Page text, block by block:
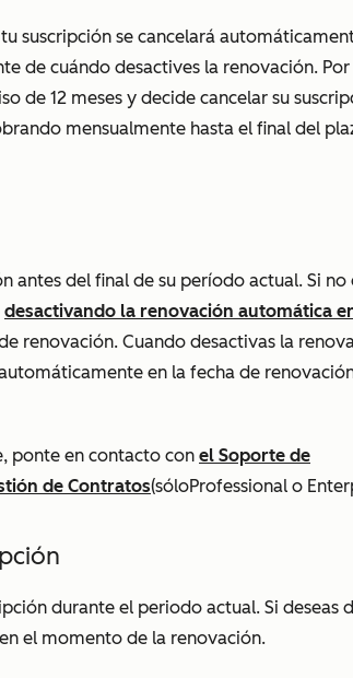
suscripción se cancelará
de cuándo desactives la renovación.
de 12 meses y decide cancelar su
mensualmente hasta el final del
antes del final de su período actual. Si no
desactivando la renovación automática
renovación. Cuando desactivas la
en la fecha de
ponte en contacto con el Soporte de
de Contratos(sóloProfessional o
durante el periodo actual. Si deseas
el momento de la renovación.